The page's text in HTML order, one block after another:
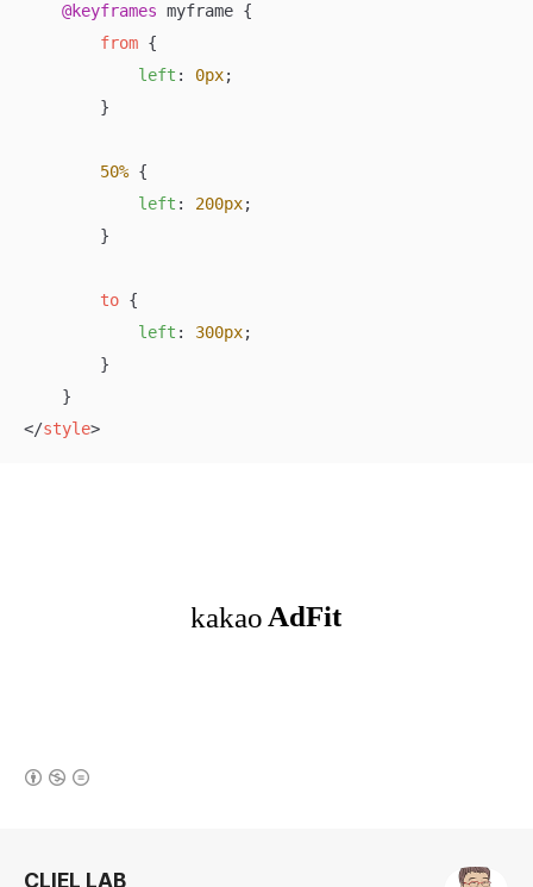
@keyframes myframe {
from {
left : 0px;
        }
50% {
left : 200px;
        }
to {
left : 300px;
        }
</style>
CLIEL LAB